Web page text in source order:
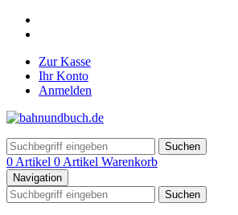
Zur Kasse
Ihr Konto
Anmelden
Suchen
0 Artikel 0 Artikel Warenkorb
Navigation
Suchen